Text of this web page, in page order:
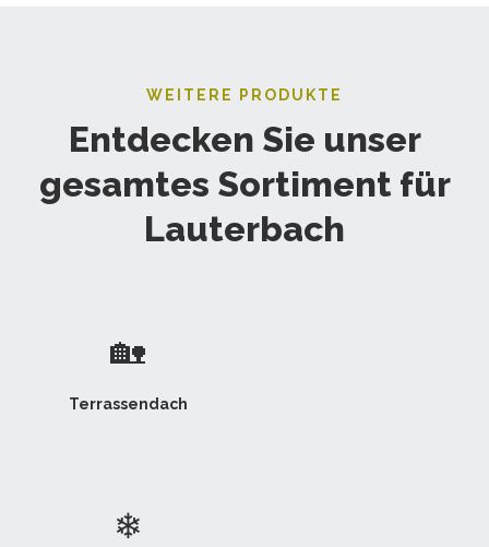
WEITERE PRODUKTE
Entdecken Sie unser
gesamtes Sortiment für
Lauterbach
🏡
Terrassendach
❄